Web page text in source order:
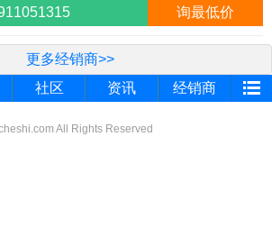
询最低价
更多经销商>>
社区 资讯 经销商
All Rights Reserved